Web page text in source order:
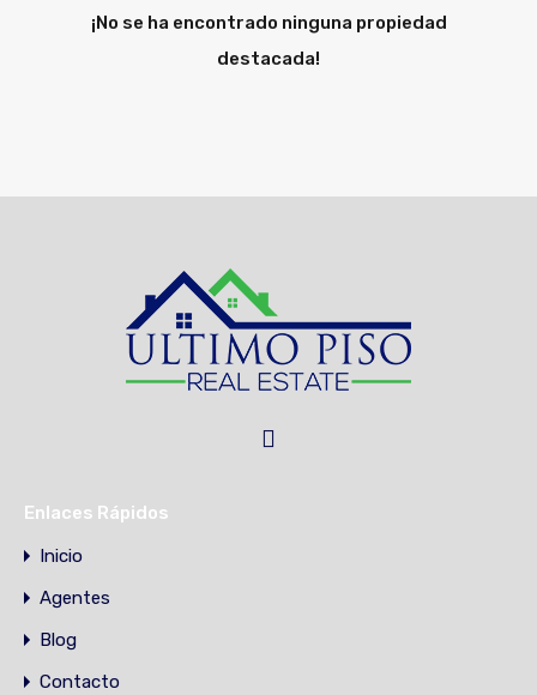
¡No se ha encontrado ninguna propiedad
destacada!
Enlaces Rápidos
Inicio
Agentes
Blog
Contacto